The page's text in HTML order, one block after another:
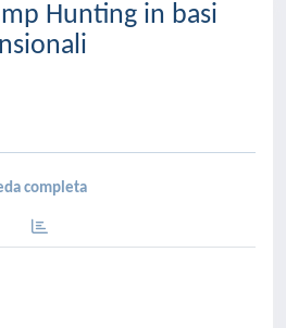
Hunting in basi
completa